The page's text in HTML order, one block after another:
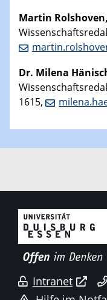
Martin
Dr. Milena
1615,
Intranet